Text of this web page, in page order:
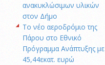
ανακυκλώσιμων υλικών
στον Δήμο
Το νέο αεροδρόμιο της
Πάρου στο Εθνικό
Πρόγραμμα Ανάπτυξης με
45,44εκατ. ευρώ